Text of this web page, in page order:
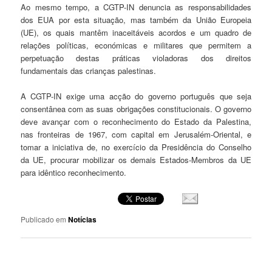
Ao mesmo tempo, a CGTP-IN denuncia as responsabilidades
dos EUA por esta situação, mas também da União Europeia
(UE), os quais mantêm inaceitáveis acordos e um quadro de
relações políticas, económicas e militares que permitem a
perpetuação destas práticas violadoras dos direitos
fundamentais das crianças palestinas.
A CGTP-IN exige uma acção do governo português que seja
consentânea com as suas obrigações constitucionais. O governo
deve avançar com o reconhecimento do Estado da Palestina,
nas fronteiras de 1967, com capital em Jerusalém-Oriental, e
tomar a iniciativa de, no exercício da Presidência do Conselho
da UE, procurar mobilizar os demais Estados-Membros da UE
para idêntico reconhecimento.
Publicado em Notícias